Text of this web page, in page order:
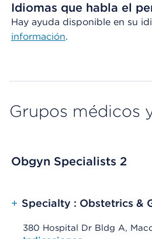
Idiomas que habla el
Hay ayuda disponible en su
información.
Grupos médicos
Obgyn Specialists 2
+ Specialty : Obstetrics &
380 Hospital Dr Bldg A,